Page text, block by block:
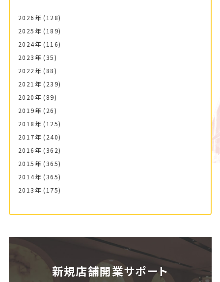
2026年 (128)
2025年 (189)
2024年 (116)
2023年 (35)
2022年 (88)
2021年 (239)
2020年 (89)
2019年 (26)
2018年 (125)
2017年 (240)
2016年 (362)
2015年 (365)
2014年 (365)
2013年 (175)
新規店舗開業サポート